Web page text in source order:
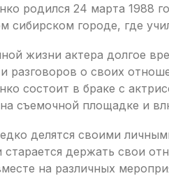
родился 24 марта 1988
сибирском городе, где
жизни актера долгое
разговоров о своих
состоит в браке с
съемочной площадке и
делятся своими
держать свои
на различных